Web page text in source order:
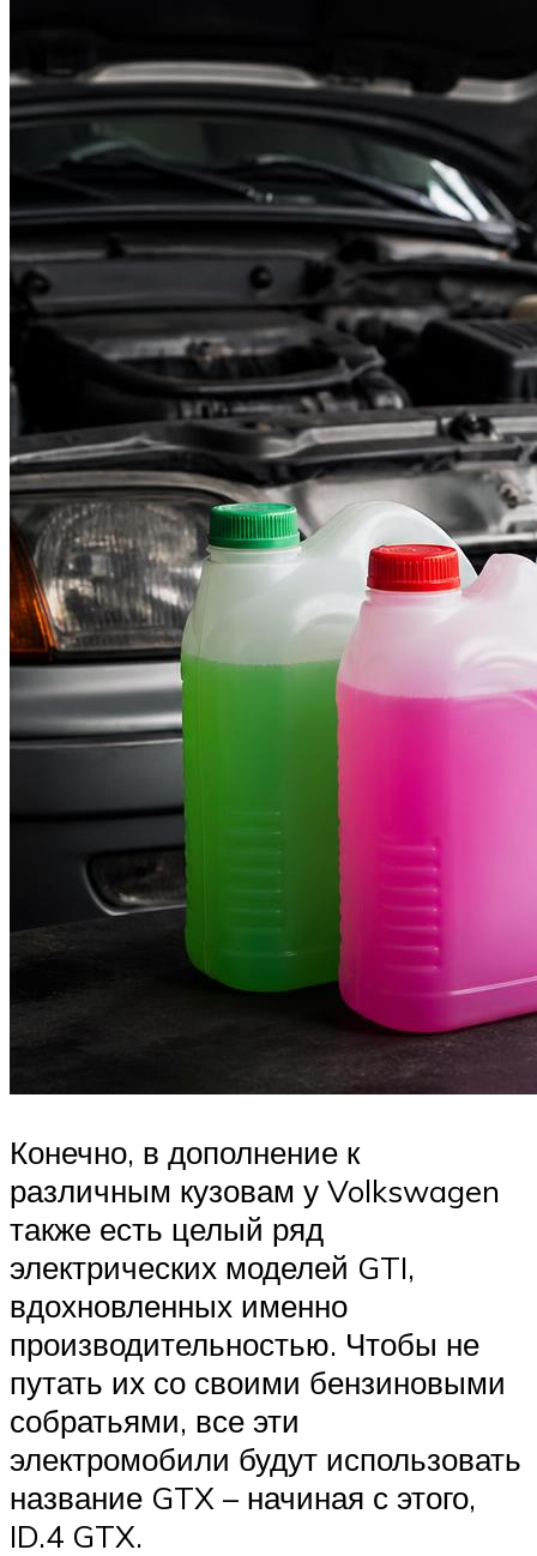
Конечно, в дополнение к
различным кузовам у Volkswagen
также есть целый ряд
электрических моделей GTI,
вдохновленных именно
производительностью. Чтобы не
путать их со своими бензиновыми
собратьями, все эти
электромобили будут использовать
название GTX – начиная с этого,
ID.4 GTX.